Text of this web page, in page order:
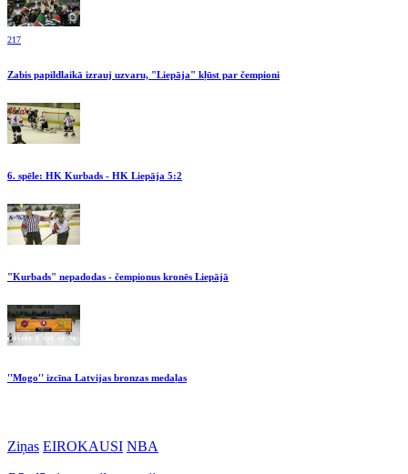
217
Zabis papildlaikā izrauj uzvaru, "Liepāja" kļūst par čempioni
6. spēle: HK Kurbads - HK Liepāja 5:2
"Kurbads" nepadodas - čempionus kronēs Liepājā
''Mogo'' izcīna Latvijas bronzas medaļas
Ziņas EIROKAUSI NBA